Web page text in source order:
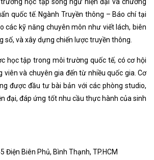
học tập song ngữ hiện đại và chương
quốc tế. Ngành Truyền thông – Báo chí tại
các kỹ năng chuyên môn như viết lách, biên
số, và xây dựng chiến lược truyền thông.
học tập trong môi trường quốc tế, có cơ hội
viên và chuyên gia đến từ nhiều quốc gia. Cơ
được đầu tư bài bản với các phòng studio,
đại, đáp ứng tốt nhu cầu thực hành của sinh
Điện Biên Phủ, Bình Thạnh, TP.HCM